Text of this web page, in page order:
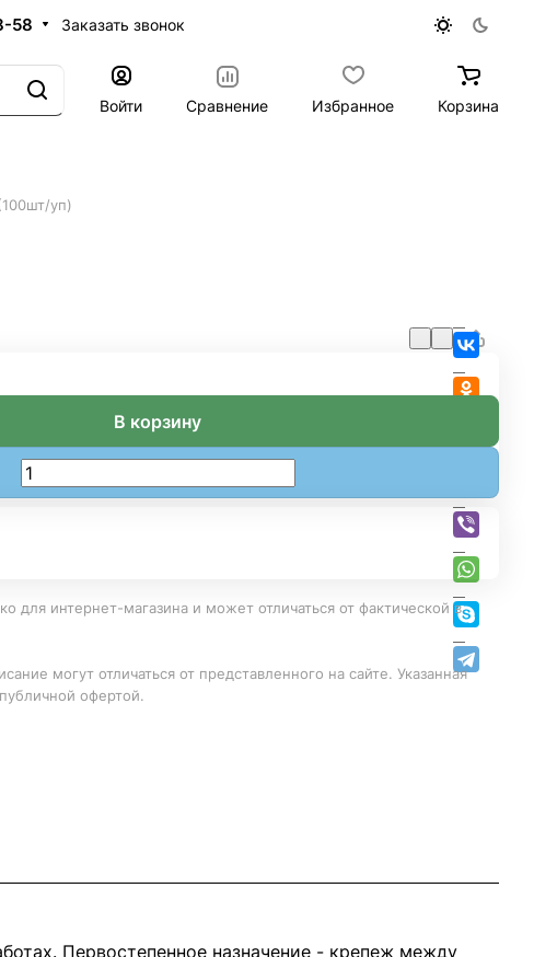
58 Заказать звонок
Войти Сравнение Избранное Корзина
уп)
В корзину
для интернет-магазина и может отличаться от фактической в
могут отличаться от представленного на сайте. Указанная
офертой.
Первостепенное назначение - крепеж между